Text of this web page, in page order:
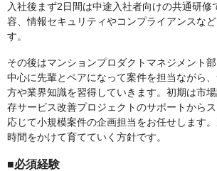
入社後まず2日間は中途入社者向けの共通研修
容、情報セキュリティやコンプライアンスな
す。
その後はマンションプロダクトマネジメント
中心に先輩とペアになって案件を担当ながら
方や業界知識を習得していきます。初期は市
存サービス改善プロジェクトのサポートから
応じて小規模案件の企画担当をお任せします
時間をかけて育てていく方針です。
■必須経験